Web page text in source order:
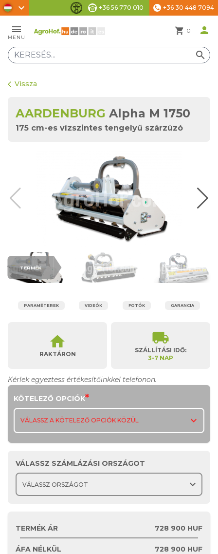
chevron_right
Akadálymentesítési beállítások
+36 56 770 010 phone +36 30 448 7094
menu
MENU
shopping_cart 0 person
search
arrow_back_ios Vissza
AARDENBURG Alpha M 1750
175 cm-es vízszintes tengelyű szárzúzó
TERMÉK
PARAMÉTEREK VIDEÓK FOTÓK GARANCIA
Kérlek egyeztess értékesítőinkkel telefonon.
home
RAKTÁRON
local_shipping
SZÁLLÍTÁSI IDŐ:
3-7 NAP
KÖTELEZŐ OPCIÓK*
VÁLASSZ A KÖTELEZŐ OPCIÓK KÖZÜL expand_more
VÁLASSZ SZÁMLÁZÁSI ORSZÁGOT
expand_more
TERMÉK ÁR 728 900 HUF
ÁFA NÉLKÜL 728 900 HUF